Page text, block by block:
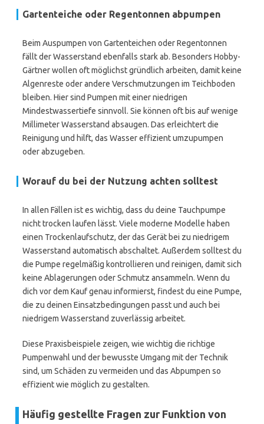
Gartenteiche oder Regentonnen abpumpen
Beim Auspumpen von Gartenteichen oder Regentonnen
fällt der Wasserstand ebenfalls stark ab. Besonders Hobby-
Gärtner wollen oft möglichst gründlich arbeiten, damit keine
Algenreste oder andere Verschmutzungen im Teichboden
bleiben. Hier sind Pumpen mit einer niedrigen
Mindestwassertiefe sinnvoll. Sie können oft bis auf wenige
Millimeter Wasserstand absaugen. Das erleichtert die
Reinigung und hilft, das Wasser effizient umzupumpen
oder abzugeben.
Worauf du bei der Nutzung achten solltest
In allen Fällen ist es wichtig, dass du deine Tauchpumpe
nicht trocken laufen lässt. Viele moderne Modelle haben
einen Trockenlaufschutz, der das Gerät bei zu niedrigem
Wasserstand automatisch abschaltet. Außerdem solltest du
die Pumpe regelmäßig kontrollieren und reinigen, damit sich
keine Ablagerungen oder Schmutz ansammeln. Wenn du
dich vor dem Kauf genau informierst, findest du eine Pumpe,
die zu deinen Einsatzbedingungen passt und auch bei
niedrigem Wasserstand zuverlässig arbeitet.
Diese Praxisbeispiele zeigen, wie wichtig die richtige
Pumpenwahl und der bewusste Umgang mit der Technik
sind, um Schäden zu vermeiden und das Abpumpen so
effizient wie möglich zu gestalten.
Häufig gestellte Fragen zur Funktion von